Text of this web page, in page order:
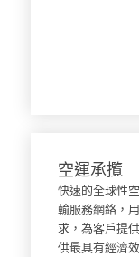
空運承攬
快速的全球性
輸服務網絡，
求，為客戶提
供最具有經濟